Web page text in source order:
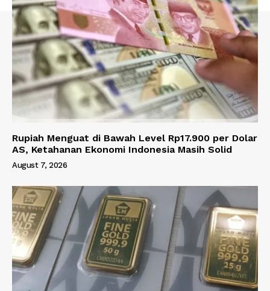
Rupiah Menguat di Bawah Level Rp17.900 per Dolar
AS, Ketahanan Ekonomi Indonesia Masih Solid
August 7, 2026